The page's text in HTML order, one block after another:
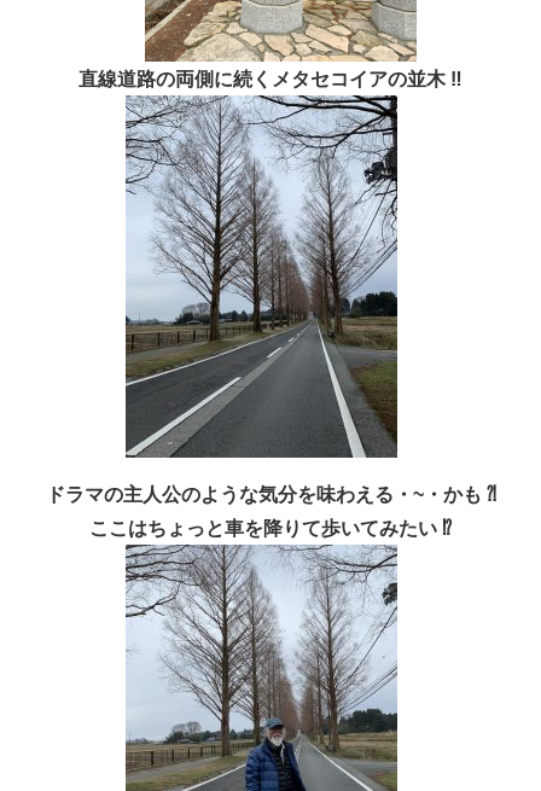
直線道路の両側に続くメタセコイアの並木 ‼︎
ドラマの主人公のような気分を味わえる・~・かも ⁈
ここはちょっと車を降りて歩いてみたい ⁉︎